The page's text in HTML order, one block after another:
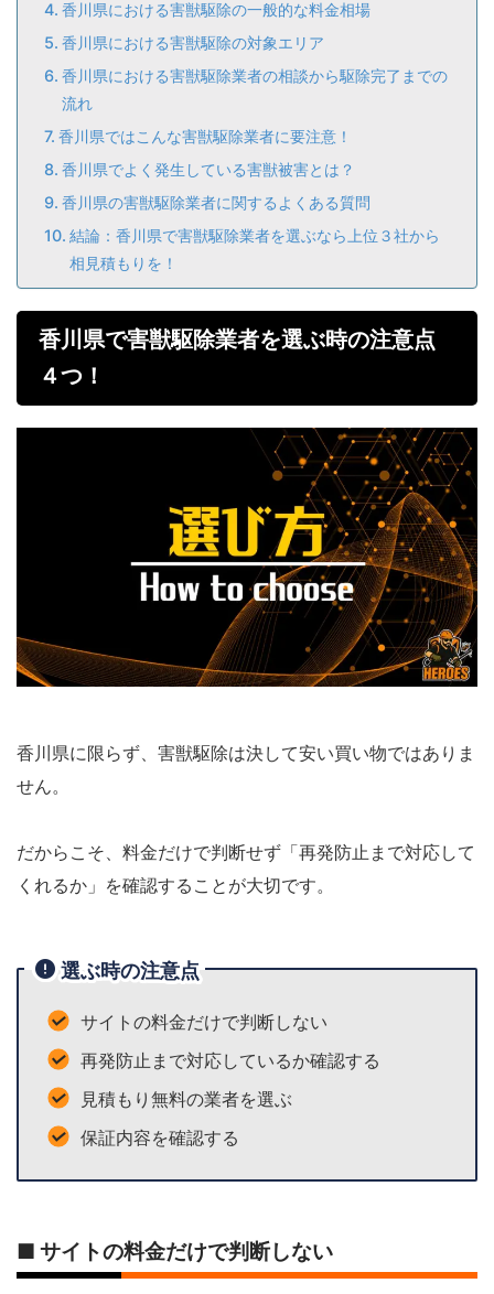
香川県における害獣駆除の一般的な料金相場
香川県における害獣駆除の対象エリア
香川県における害獣駆除業者の相談から駆除完了までの
流れ
香川県ではこんな害獣駆除業者に要注意！
香川県でよく発生している害獣被害とは？
香川県の害獣駆除業者に関するよくある質問
結論：香川県で害獣駆除業者を選ぶなら上位３社から
相見積もりを！
香川県で害獣駆除業者を選ぶ時の注意点
４つ！
香川県に限らず、害獣駆除は決して安い買い物ではありま
せん。
だからこそ、料金だけで判断せず「再発防止まで対応して
くれるか」を確認することが大切です。
選ぶ時の注意点
サイトの料金だけで判断しない
再発防止まで対応しているか確認する
見積もり無料の業者を選ぶ
保証内容を確認する
■ サイトの料金だけで判断しない